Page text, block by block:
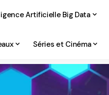
Artificielle Big Data
Séries et Cinéma